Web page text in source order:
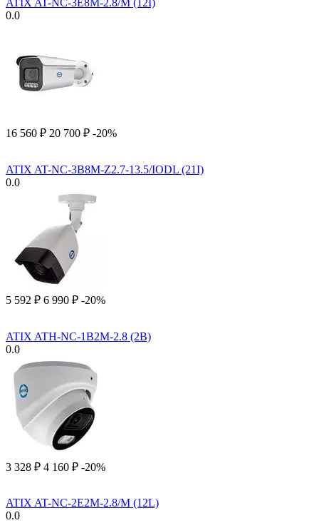
ATIX AT-NC-3E8M-2.8/M (12I)
0.0
16 560 ₽ 20 700 ₽ -20%
ATIX AT-NC-3B8M-Z2.7-13.5/IODL (21I)
0.0
5 592 ₽ 6 990 ₽ -20%
ATIX ATH-NC-1B2M-2.8 (2B)
0.0
3 328 ₽ 4 160 ₽ -20%
ATIX AT-NC-2E2M-2.8/M (12L)
0.0